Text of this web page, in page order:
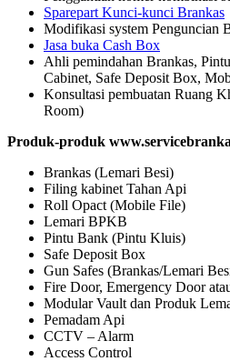
Sparepart Kunci-kunci Brankas
Modifikasi system Penguncian
Jasa buka Cash Box
Ahli pemindahan Brankas,
Cabinet, Safe Deposit Box,
Konsultasi pembuatan Ruang
Room)
Produk-produk
Brankas (Lemari Besi)
Filing kabinet Tahan Api
Roll Opact (Mobile File)
Lemari BPKB
Pintu Bank (Pintu Kluis)
Safe Deposit Box
Gun Safes (Brankas/Lemari
Fire Door, Emergency Door
Modular Vault dan Produk
Pemadam Api
CCTV – Alarm
Access Control